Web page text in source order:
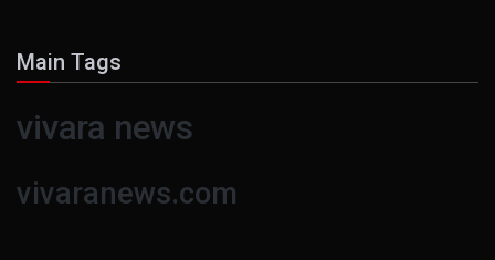
Main Tags
vivara news
vivaranews.com